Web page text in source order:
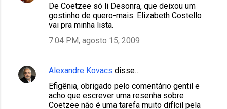
De Coetzee só li Desonra, que deixou um
gostinho de quero-mais. Elizabeth Costello
vai pra minha lista.
7:04 PM, agosto 15, 2009
Alexandre Kovacs disse…
Efigênia, obrigado pelo comentário gentil e
acho que escrever uma resenha sobre
Coetzee não é uma tarefa muito difícil pela